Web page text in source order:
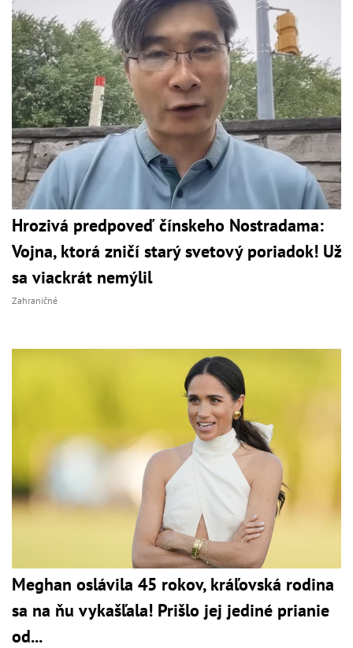
Hrozivá predpoveď čínskeho Nostradama:
Vojna, ktorá zničí starý svetový poriadok! Už
sa viackrát nemýlil
Zahraničné
Meghan oslávila 45 rokov, kráľovská rodina
sa na ňu vykašľala! Prišlo jej jediné prianie
od...